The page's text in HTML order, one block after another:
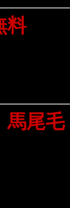
料
尾